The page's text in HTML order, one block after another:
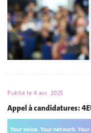
Publié le 4 avr. 2025
Appel à candidatures: